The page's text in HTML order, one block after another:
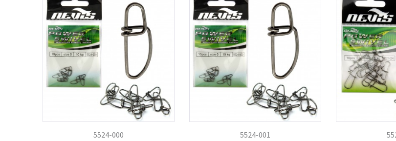
5524-000 5524-001